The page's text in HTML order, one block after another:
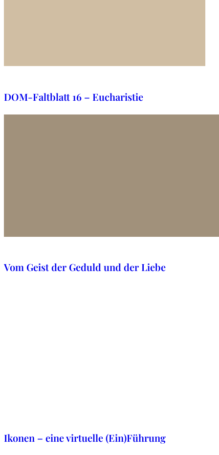
DOM-Faltblatt 16 – Eucharistie
Vom Geist der Geduld und der Liebe
Ikonen – eine virtuelle (Ein)Führung